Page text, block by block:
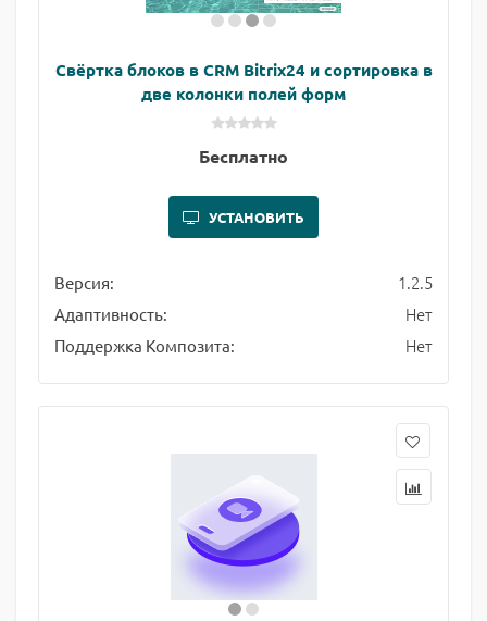
Свёртка блоков в CRM Bitrix24 и сортировка в
две колонки полей форм
Бесплатно
УСТАНОВИТЬ
Версия: 1.2.5
Адаптивность: Нет
Поддержка Композита: Нет